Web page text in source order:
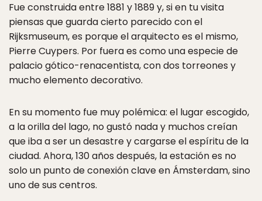
Fue construida entre 1881 y 1889 y, si en tu visita
piensas que guarda cierto parecido con el
Rijksmuseum, es porque el arquitecto es el mismo,
Pierre Cuypers. Por fuera es como una especie de
palacio gótico-renacentista, con dos torreones y
mucho elemento decorativo.
En su momento fue muy polémica: el lugar escogido,
a la orilla del lago, no gustó nada y muchos creían
que iba a ser un desastre y cargarse el espíritu de la
ciudad. Ahora, 130 años después, la estación es no
solo un punto de conexión clave en Ámsterdam, sino
uno de sus centros.